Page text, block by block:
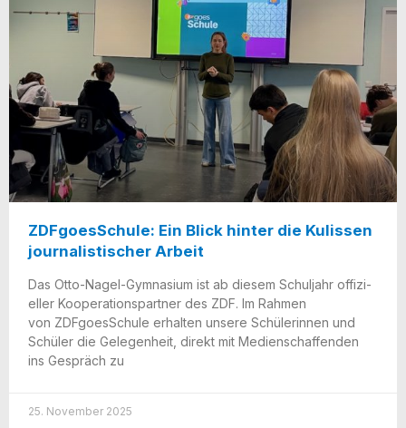
ZDFgoesSchule: Ein Blick hinter die Kulissen
journalistischer Arbeit
Das Otto-Nagel-Gym­na­­si­um ist ab die­sem Schul­jahr offi­zi­
el­ler Koope­ra­ti­ons­part­ner des ZDF. Im Rah­men
von ZDFgoes­Schu­le erhal­ten unse­re Schü­le­rin­nen und
Schü­ler die Gele­gen­heit, direkt mit Medi­en­schaf­fen­den
ins Gespräch zu
25. November 2025